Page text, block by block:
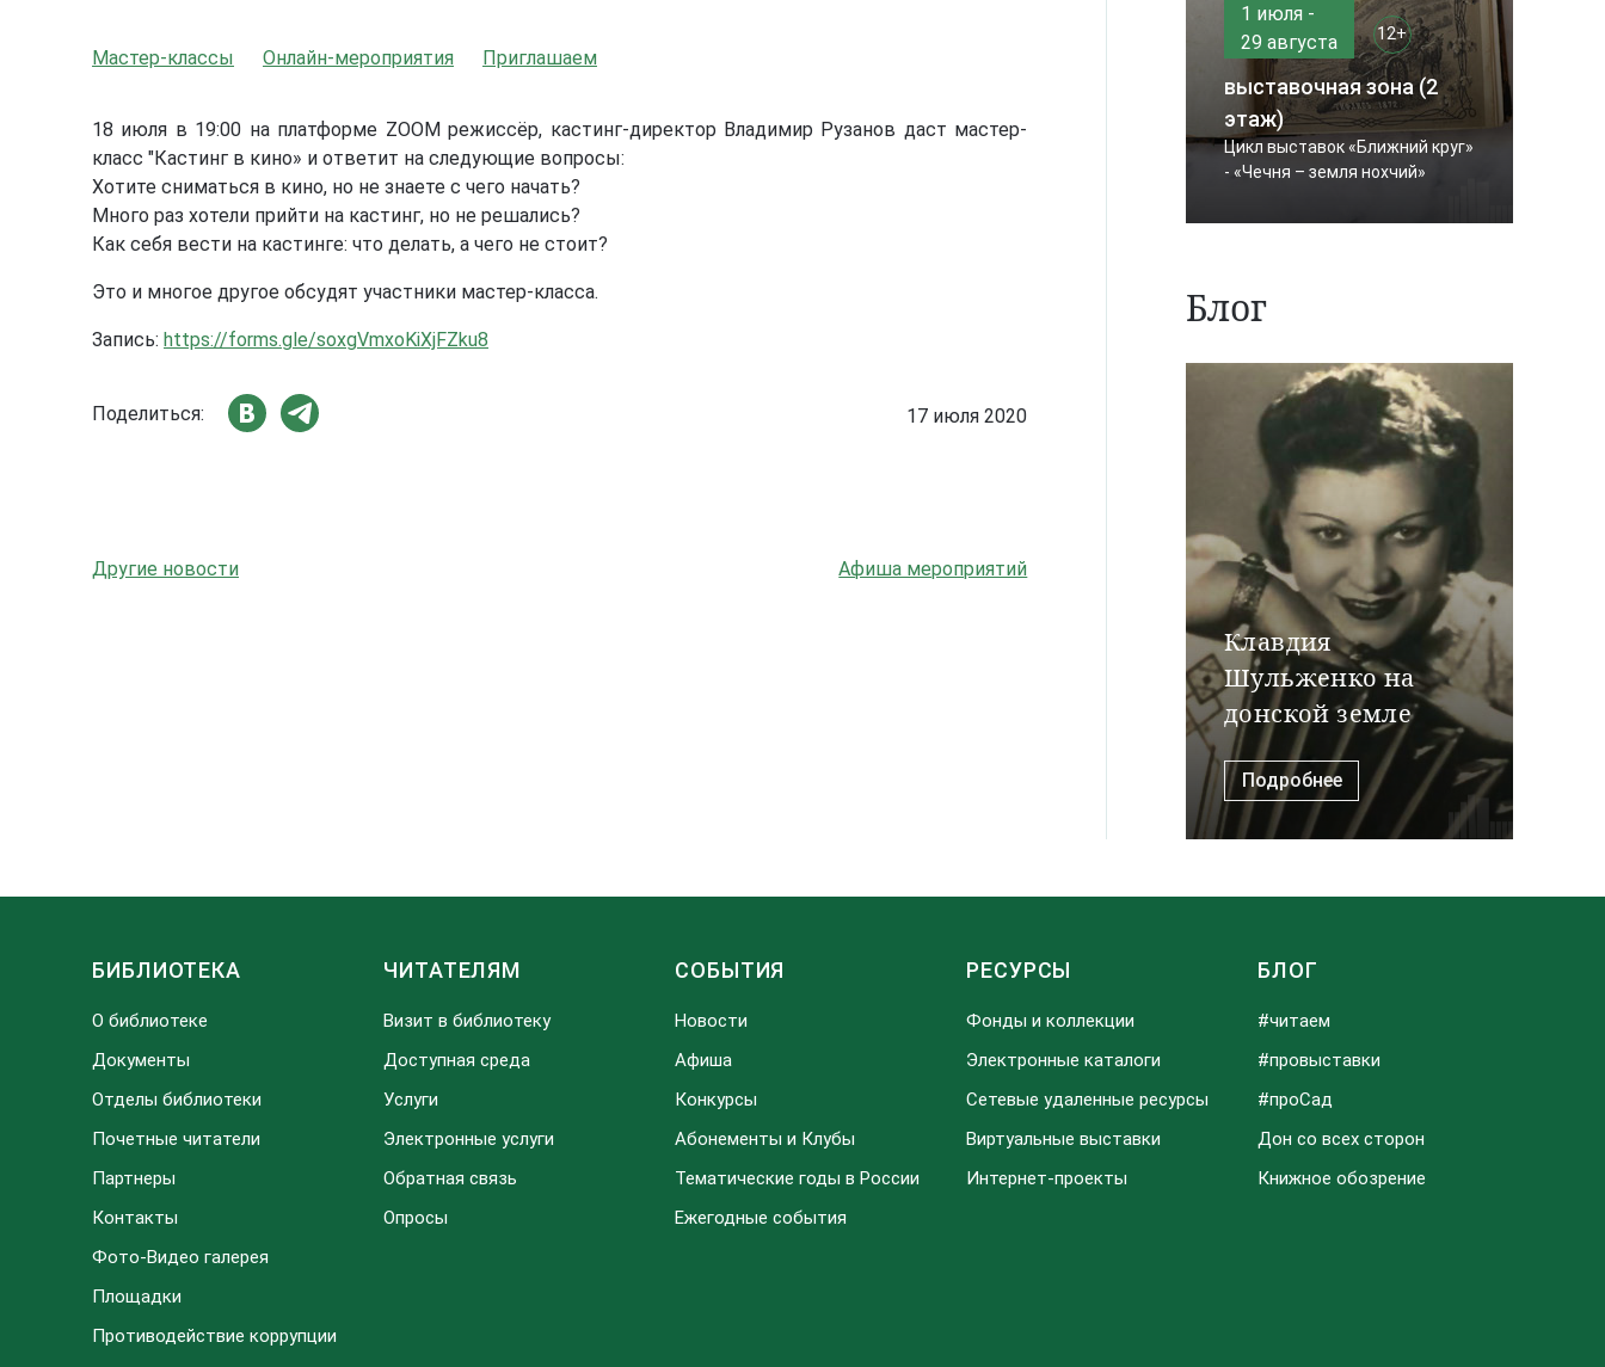
Мастер-классы Онлайн-мероприятия Приглашаем
18 июля в 19:00 на платформе ZOOM режиссёр, кастинг-директор Владимир Рузанов даст мастер-
класс "Кастинг в кино» и ответит на следующие вопросы:
Хотите сниматься в кино, но не знаете с чего начать?
Много раз хотели прийти на кастинг, но не решались?
Как себя вести на кастинге: что делать, а чего не стоит?
Это и многое другое обсудят участники мастер-класса.
Запись: https://forms.gle/soxgVmxoKiXjFZku8
Поделиться: 17 июля 2020
Другие новости Афиша мероприятий
1 июля -
29 августа
12+
выставочная зона (2
этаж)
Цикл выставок «Ближний круг»
- «Чечня – земля нохчий»
Блог
Клавдия
Шульженко на
донской земле
Подробнее
БИБЛИОТЕКА
О библиотеке
Документы
Отделы библиотеки
Почетные читатели
Партнеры
Контакты
Фото-Видео галерея
Площадки
Противодействие коррупции
ЧИТАТЕЛЯМ
Визит в библиотеку
Доступная среда
Услуги
Электронные услуги
Обратная связь
Опросы
СОБЫТИЯ
Новости
Афиша
Конкурсы
Абонементы и Клубы
Тематические годы в России
Ежегодные события
РЕСУРСЫ
Фонды и коллекции
Электронные каталоги
Сетевые удаленные ресурсы
Виртуальные выставки
Интернет-проекты
БЛОГ
#читаем
#провыставки
#проСад
Дон со всех сторон
Книжное обозрение